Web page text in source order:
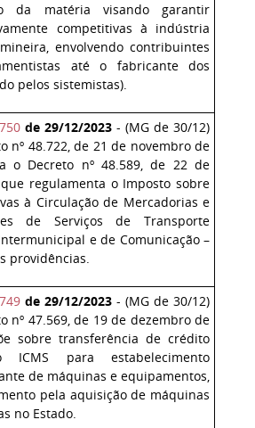
da matéria visando garantir
competitivas à indústria
envolvendo contribuintes
até o fabricante dos
pelos sistemistas).
de 29/12/2023 - (MG de 30/12)
nº 48.722, de 21 de novembro de
o Decreto nº 48.589, de 22 de
regulamenta o Imposto sobre
à Circulação de Mercadorias e
de Serviços de Transporte
e de Comunicação –
providências.
de 29/12/2023 - (MG de 30/12)
nº 47.569, de 19 de dezembro de
sobre transferência de crédito
ICMS para estabelecimento
de máquinas e equipamentos,
pela aquisição de máquinas
no Estado.